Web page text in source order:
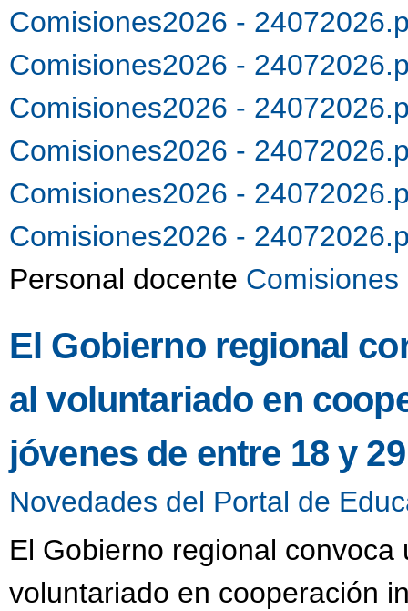
Comisiones2026 -
Comisiones2026 -
Comisiones2026 -
Comisiones2026 -
Comisiones2026 -
Comisiones2026 -
Personal docente
El Gobierno regional
al voluntariado en
jóvenes de entre 18 y
Novedades del Portal de
El Gobierno regional
voluntariado en cooperación